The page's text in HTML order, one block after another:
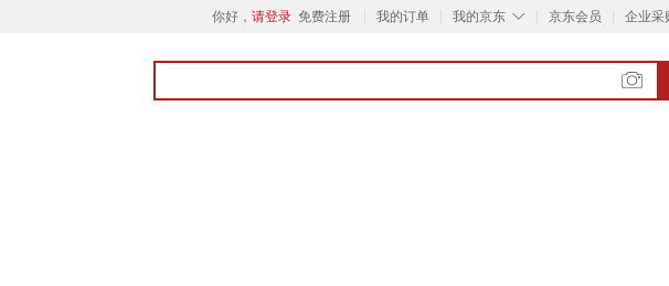
你好， 请登录 免费注册 我的订单 ◇
我的京东 京东会员 企业采